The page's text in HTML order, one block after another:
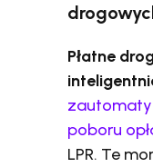
Płatne
poboru
LPR. Te